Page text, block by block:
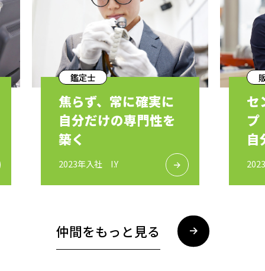
鑑定士
焦らず、常に確実に
自分だけの専門性を
築く
2023年入社 I.Y
セ
プ
自
る
仲間をもっと見る